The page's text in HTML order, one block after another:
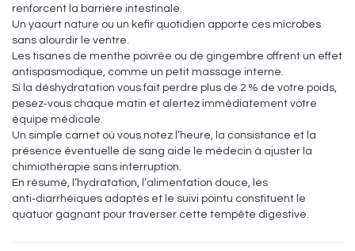
renforcent la barrière intestinale.
Un yaourt nature ou un kefir quotidien apporte ces microbes
sans alourdir le ventre.
Les tisanes de menthe poivrée ou de gingembre offrent un effet
antispasmodique, comme un petit massage interne.
Si la déshydratation vous fait perdre plus de 2 % de votre poids,
pesez‑vous chaque matin et alertez immédiatement votre
équipe médicale.
Un simple carnet où vous notez l’heure, la consistance et la
présence éventuelle de sang aide le médecin à ajuster la
chimiothérapie sans interruption.
En résumé, l’hydratation, l’alimentation douce, les
anti‑diarrhéiques adaptés et le suivi pointu constituent le
quatuor gagnant pour traverser cette tempête digestive.